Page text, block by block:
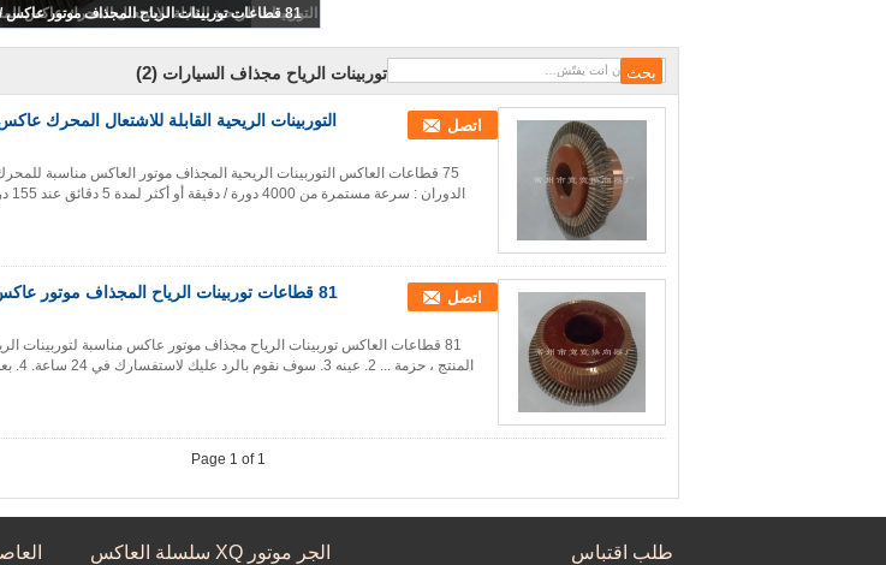
81 قطاعات توربينات الرياح المجذاف موتور عاكس / النحاس العاكس لتوربينات الرياح
توربينات الرياح مجذاف السيارات (2)
اتصل
الدوران : سرعة مستمرة من 4000 دورة / دقيقة أو أكثر لمدة 5 دقائق عند 155 درجة مئوية 2. الصمود لاختبار الجه...
81 قطاعات توربينات الرياح المجذاف موتور
اتصل
المنتج ، حزمة ... 2. عينه 3. سوف نقوم بالرد عليك لاستفسارك في 24 ساعة. 4. بعد إرسال ، فإننا سوف تتبع المنتج...
Page 1 of 1
الجر موتور XQ سلسلة العاكس طلب اقتباس